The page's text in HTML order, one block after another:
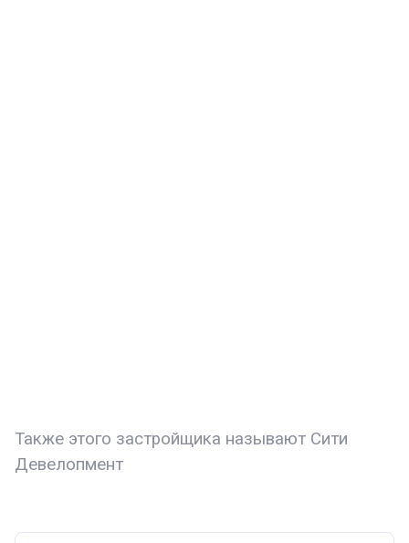
Также этого застройщика называют Сити
Девелопмент